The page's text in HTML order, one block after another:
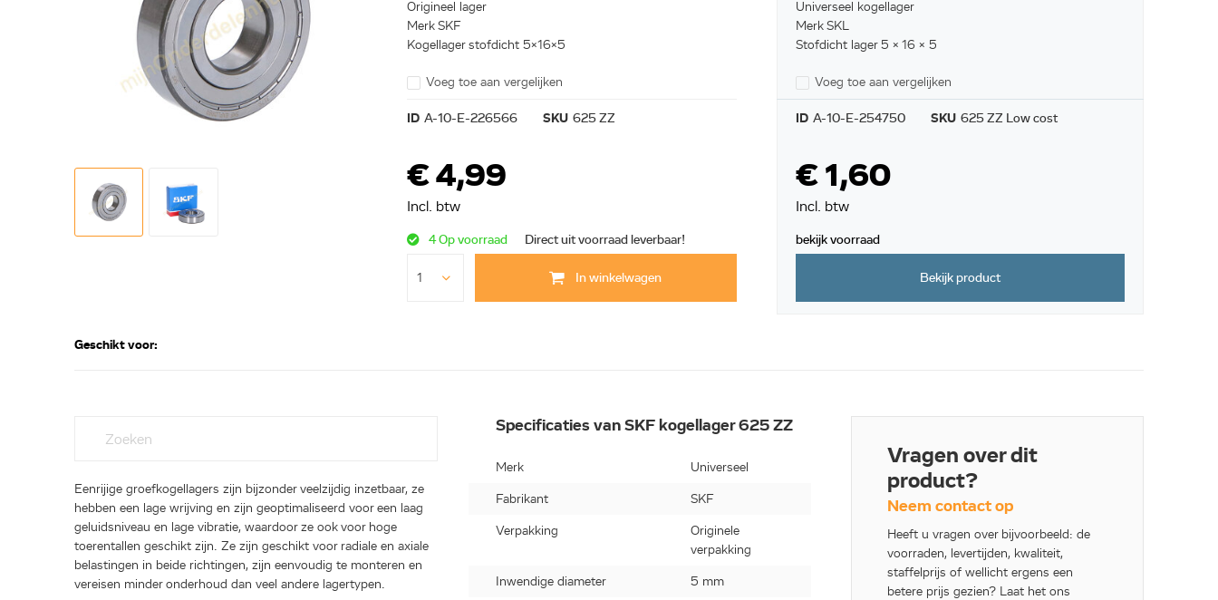
Origineel lager
Merk SKF
Kogellager stofdicht 5x16x5
Voeg toe aan vergelijken
ID A-10-E-226566 SKU 625 ZZ
€ 4,99
Incl. btw
4 Op voorraad Direct uit voorraad leverbaar!
In winkelwagen
Universeel kogellager
Merk SKL
Stofdicht lager 5 x 16 x 5
Voeg toe aan vergelijken
ID A-10-E-254750 SKU 625 ZZ Low cost
€ 1,60
Incl. btw
bekijk voorraad
Bekijk product
Geschikt voor:
Eenrijige groefkogellagers zijn bijzonder veelzijdig inzetbaar, ze
hebben een lage wrijving en zijn geoptimaliseerd voor een laag
geluidsniveau en lage vibratie, waardoor ze ook voor hoge
toerentallen geschikt zijn. Ze zijn geschikt voor radiale en axiale
belastingen in beide richtingen, zijn eenvoudig te monteren en
vereisen minder onderhoud dan veel andere lagertypen.
Specificaties van SKF kogellager 625 ZZ
Merk Universeel
Fabrikant SKF
Verpakking
Originele
verpakking
Inwendige diameter 5 mm
Vragen over dit
product?
Neem contact op
Heeft u vragen over bijvoorbeeld: de
voorraden, levertijden, kwaliteit,
staffelprijs of wellicht ergens een
betere prijs gezien? Laat het ons